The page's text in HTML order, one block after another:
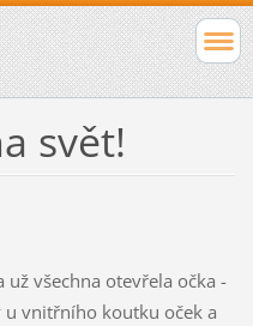
svět!
všechna otevřela očka -
vnitřního koutku oček a